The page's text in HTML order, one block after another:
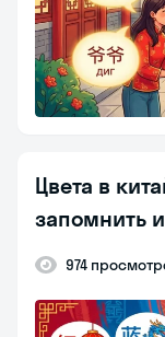
Цвета в
запомнить
974